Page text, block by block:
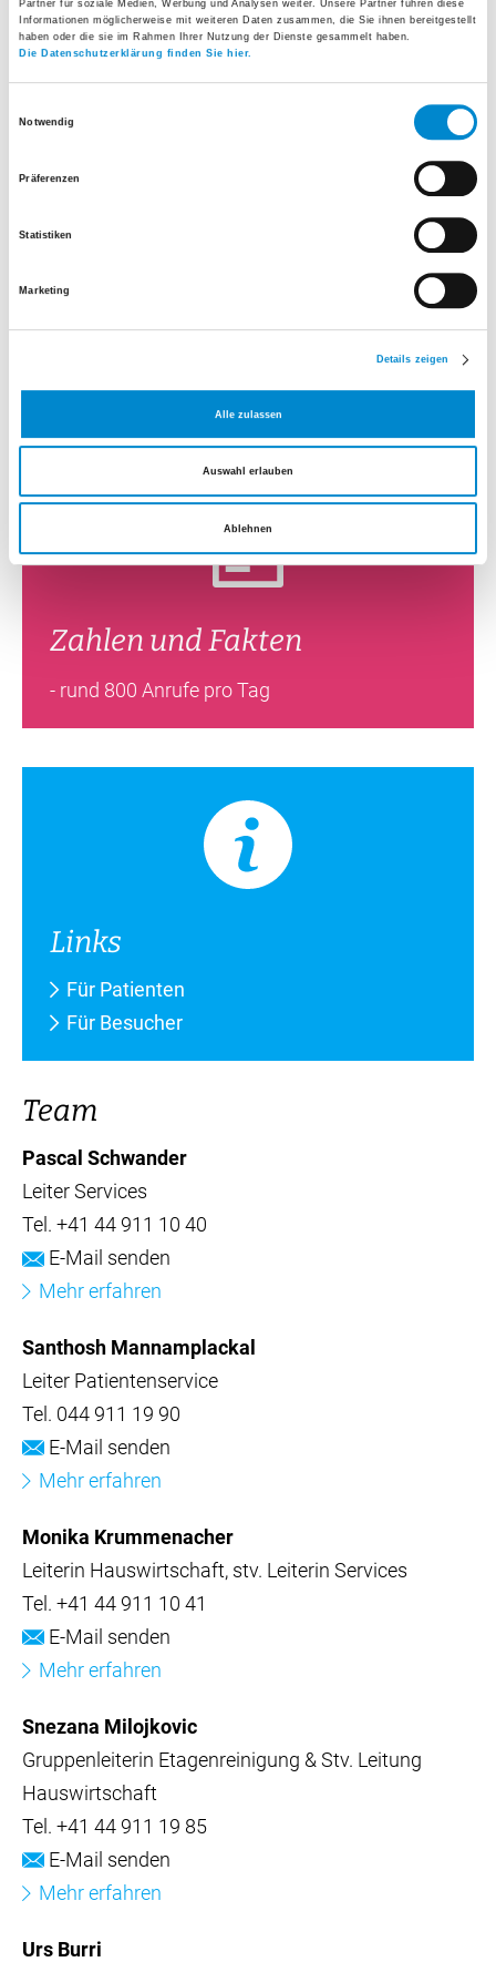
Partner für soziale Medien, Werbung und Analysen weiter. Unsere Partner führen diese
Informationen möglicherweise mit weiteren Daten zusammen, die Sie ihnen bereitgestellt
haben oder die sie im Rahmen Ihrer Nutzung der Dienste gesammelt haben.
Die Datenschutzerklärung finden Sie hier.
Notwendig
Präferenzen
Statistiken
Marketing
Details zeigen
Alle zulassen
Auswahl erlauben
Ablehnen
Guest Relation-Teamkümmert sich um Ihre
persönlichen Anliegen und erfüllt während des
gesamten Aufenhaltes individuelle Wünsche.
Das Team der Hauswirtschaft ist dafür besorgt,
Einhaltung von Hygienevorschriften sauber zu
halten, die Entsorgung sowie interne und externe
Transporte von verschiedenen Gütern sowie die
Zahlen und Fakten
- rund 800 Anrufe pro Tag
Links
Für Patienten
Für Besucher
Team
Pascal Schwander
Leiter Services
Tel. +41 44 911 10 40
E-Mail senden
Mehr erfahren
Santhosh Mannamplackal
Leiter Patientenservice
Tel. 044 911 19 90
E-Mail senden
Mehr erfahren
Monika Krummenacher
Leiterin Hauswirtschaft, stv. Leiterin Services
Tel. +41 44 911 10 41
E-Mail senden
Mehr erfahren
Snezana Milojkovic
Gruppenleiterin Etagenreinigung & Stv. Leitung
Hauswirtschaft
Tel. +41 44 911 19 85
E-Mail senden
Mehr erfahren
Urs Burri